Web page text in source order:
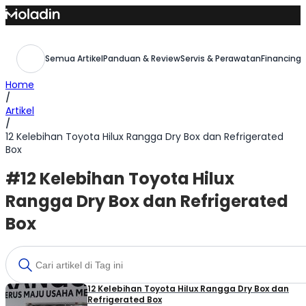
Skip
to
Semua ArtikelPanduan & ReviewServis & Perawatan
Home
/
Artikel
/
12 Kelebihan Toyota Hilux Rangga Dry Box dan Refrigerated
Box
#12 Kelebihan Toyota Hilux
Rangga Dry Box dan Refrigerated
Box
12 Kelebihan Toyota Hilux Rangga Dry Box dan
Refrigerated Box